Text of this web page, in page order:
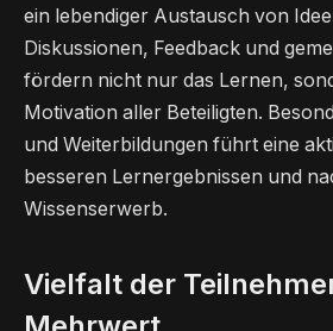
ein lebendiger Austausch von
Diskussionen, Feedback und
fördern nicht nur das Lernen,
Motivation aller Beteiligten.
und Weiterbildungen führt eine
besseren Lernergebnissen und
Wissenserwerb.
Vielfalt der